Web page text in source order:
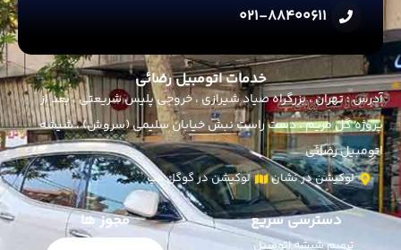
021-88400611
خدمات اتومبیل رضائی
آدرس : تهران ، بزرگراه صیاد شیرازی ، خروجی پلیس شریعتی ، بعد از
پروژه گل مریم ، دست راست نبش خیابان سلیمی (سروش) ، شیشه
اتومبیل رضائی
لوکیشن در نشان لوکیشن در گوگل مپ
دسترسی سریع
ترمیم شیشه اتومبیل
مجوز ها